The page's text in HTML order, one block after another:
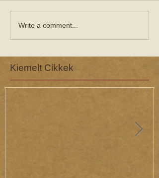
Write a comment...
Kiemelt Cikkek